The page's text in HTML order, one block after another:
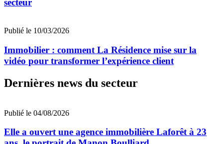
secteur
Publié le 10/03/2026
Immobilier : comment La Résidence mise sur la
vidéo pour transformer l’expérience client
Dernières news du secteur
Publié le 04/08/2026
Elle a ouvert une agence immobilière Laforêt à 23